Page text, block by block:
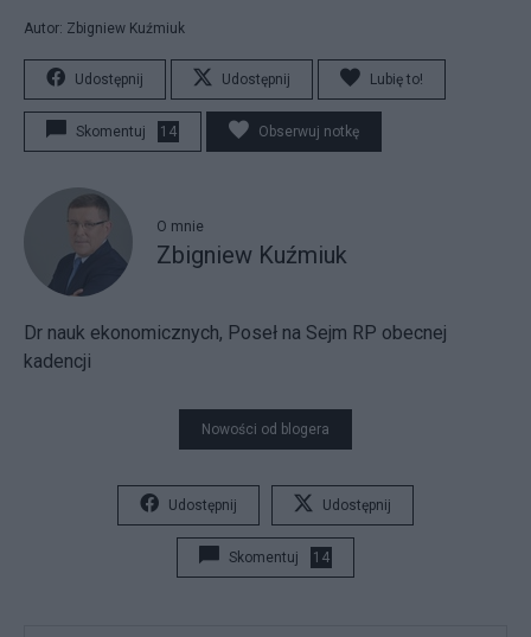
Autor: Zbigniew Kuźmiuk
Udostępnij Udostępnij Lubię to!
Skomentuj 14 Obserwuj notkę
O mnie
Zbigniew Kuźmiuk
Dr nauk ekonomicznych, Poseł na Sejm RP obecnej
kadencji
Nowości od blogera
Udostępnij Udostępnij
Skomentuj 14